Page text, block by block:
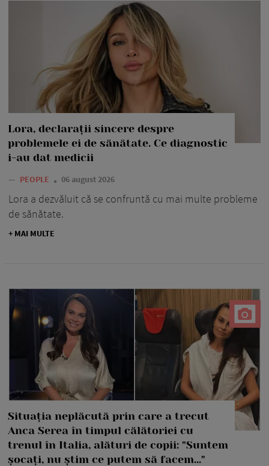
Lora, declarații sincere despre
problemele ei de sănătate. Ce diagnostic
i-au dat medicii
— PEOPLE 06 august 2026
Lora a dezvăluit că se confruntă cu mai multe probleme
de sănătate.
+ MAI MULTE
Situația neplăcută prin care a trecut
Anca Serea în timpul călătoriei cu
trenul în Italia, alături de copii: "Suntem
șocați, nu știm ce putem să facem..."